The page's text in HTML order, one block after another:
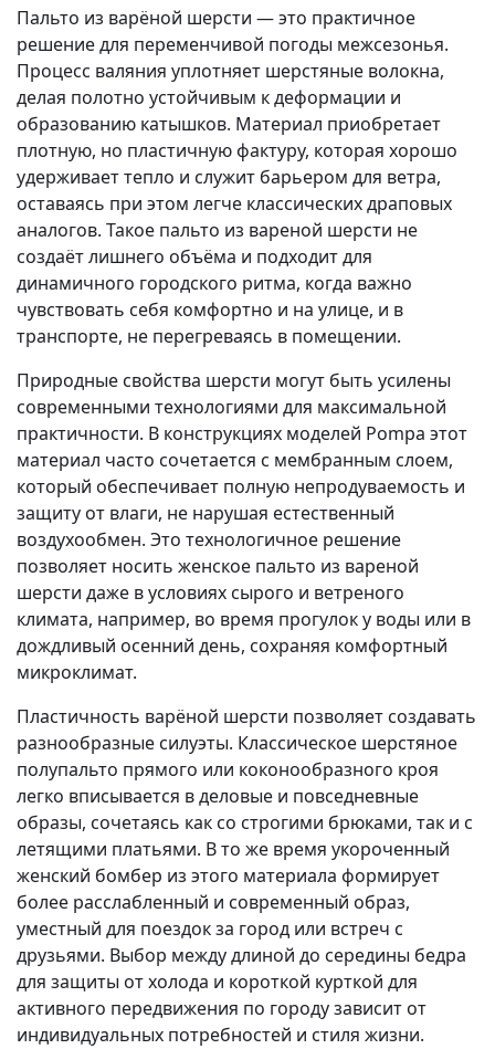
Пальто из варёной шерсти — это практичное
решение для переменчивой погоды межсезонья.
Процесс валяния уплотняет шерстяные волокна,
делая полотно устойчивым к деформации и
образованию катышков. Материал приобретает
плотную, но пластичную фактуру, которая хорошо
удерживает тепло и служит барьером для ветра,
оставаясь при этом легче классических драповых
аналогов. Такое пальто из вареной шерсти не
создаёт лишнего объёма и подходит для
динамичного городского ритма, когда важно
чувствовать себя комфортно и на улице, и в
транспорте, не перегреваясь в помещении.
Природные свойства шерсти могут быть усилены
современными технологиями для максимальной
практичности. В конструкциях моделей Pompa этот
материал часто сочетается с мембранным слоем,
который обеспечивает полную непродуваемость и
защиту от влаги, не нарушая естественный
воздухообмен. Это технологичное решение
позволяет носить женское пальто из вареной
шерсти даже в условиях сырого и ветреного
климата, например, во время прогулок у воды или в
дождливый осенний день, сохраняя комфортный
микроклимат.
Пластичность варёной шерсти позволяет создавать
разнообразные силуэты. Классическое шерстяное
полупальто прямого или коконообразного кроя
легко вписывается в деловые и повседневные
образы, сочетаясь как со строгими брюками, так и с
летящими платьями. В то же время укороченный
женский бомбер из этого материала формирует
более расслабленный и современный образ,
уместный для поездок за город или встреч с
друзьями. Выбор между длиной до середины бедра
для защиты от холода и короткой курткой для
активного передвижения по городу зависит от
индивидуальных потребностей и стиля жизни.